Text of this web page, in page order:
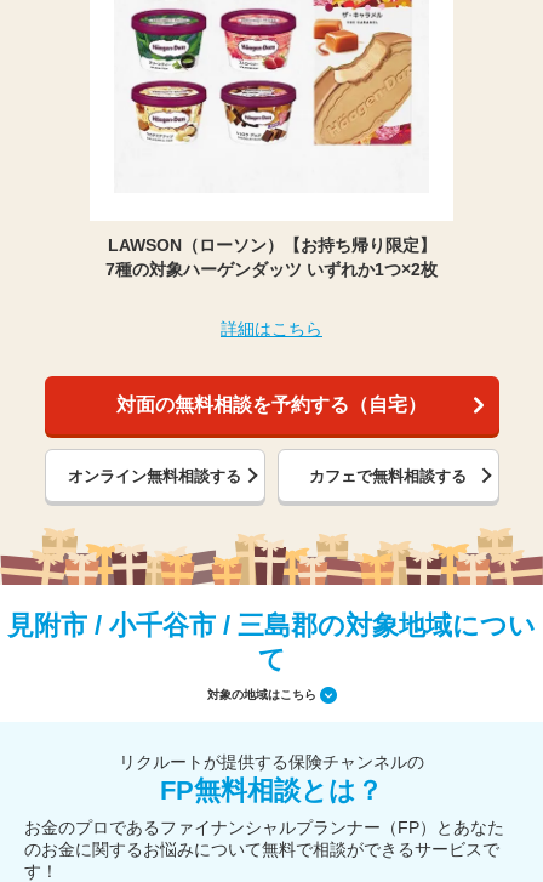
LAWSON（ローソン）【お持ち帰り限定】
7種の対象ハーゲンダッツ いずれか1つ×2枚
詳細はこちら
対面の無料相談を予約する（自宅）
オンライン無料相談する カフェで無料相談する
見附市 / 小千谷市 / 三島郡の対象地域につい
て
対象の地域はこちら
リクルートが提供する保険チャンネルの
FP無料相談とは？
お金のプロであるファイナンシャルプランナー（FP）とあなた
のお金に関するお悩みについて無料で相談ができるサービスで
す！